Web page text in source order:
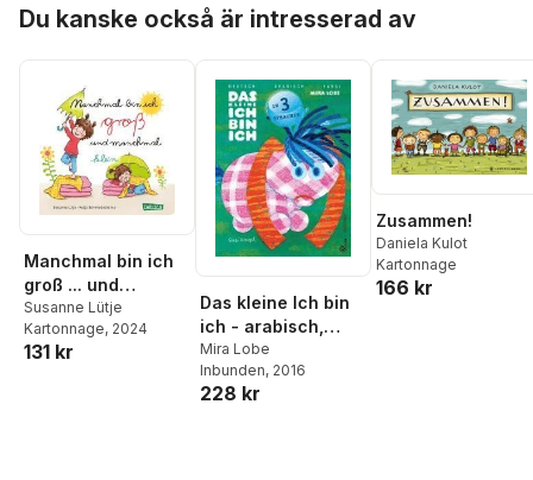
Du kanske också är intresserad av
Manchmal bin ich
groß ... und
manchmal klein
Susanne Lütje
Kartonnage, 2024
131 kr
Das kleine Ich bin
ich - arabisch,
farsi, deutsch
Mira Lobe
Inbunden, 2016
228 kr
Zusammen!
Daniela Kulot
Kartonnage
166 kr